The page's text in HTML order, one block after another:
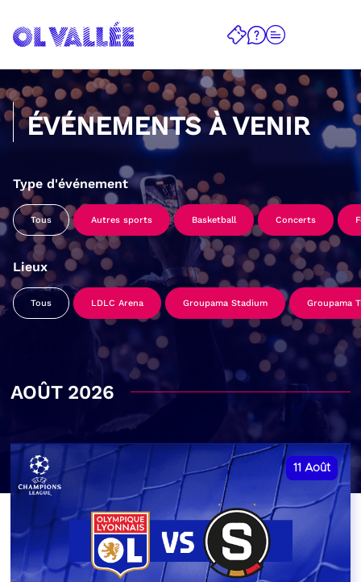
ÉVÉNEMENTS À VENIR
Type d'événement
Tous Autres sports Basketball Concerts
Lieux
Tous LDLC Arena Groupama Stadium Groupama
AOÛT 2026
11 Août